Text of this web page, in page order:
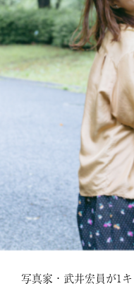
写真家・武井宏員が1